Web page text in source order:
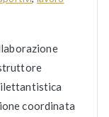
coordinata